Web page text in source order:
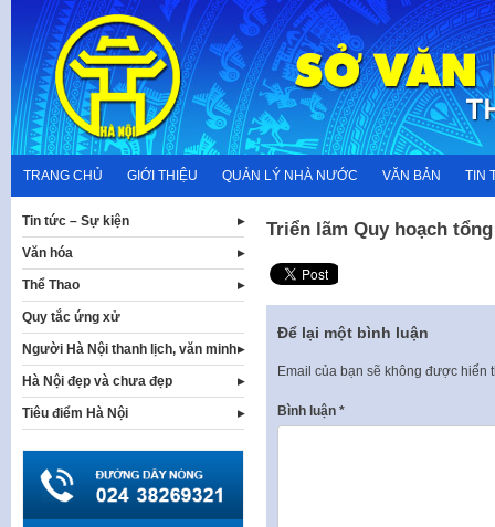
content
TRANG CHỦ GIỚI THIỆU QUẢN LÝ NHÀ NƯỚC VĂN BẢN TIN
Triển lãm Quy hoạch
Để lại một bình luận
Email của bạn sẽ không được hiển
Bình luận *
Tin tức – Sự kiện
Văn hóa
Thể Thao
Quy tắc ứng xử
Người Hà Nội thanh lịch, văn minh
Hà Nội đẹp và chưa đẹp
Tiêu điểm Hà Nội